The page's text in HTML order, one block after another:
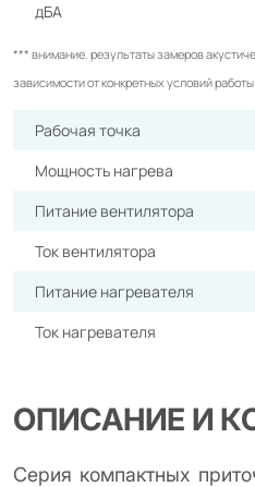
дБА
*** внимание. результаты замеров
зависимости от конкретных условий работы.
Рабочая точка
Мощность нагрева
Питание вентилятора
Ток вентилятора
Питание нагревателя
Ток нагревателя
ОПИСАНИЕ И
Серия компактных